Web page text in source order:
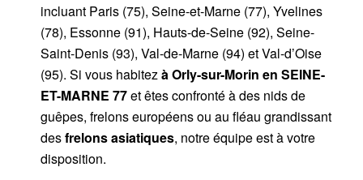
incluant Paris (75), Seine-et-Marne (77), Yvelines
(78), Essonne (91), Hauts-de-Seine (92), Seine-
Saint-Denis (93), Val-de-Marne (94) et Val-d’Oise
(95). Si vous habitez à Orly-sur-Morin en SEINE-
ET-MARNE 77et êtes confronté à des nids de
guêpes, frelons européens ou au fléau grandissant
desfrelons asiatiques, notre équipe est à votre
disposition.